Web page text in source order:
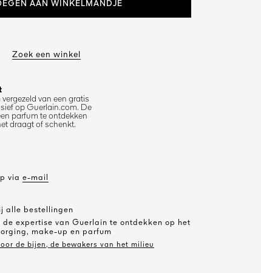
AAN WINKELMANDJE
Zoek een winkel
van een gratis
op Guerlain.com. De
parfum te ontdekken
draagt of schenkt.
via e-mail
alle bestellingen
expertise van Guerlain te ontdekken op het
make-up en parfum
de bijen, de bewakers van het milieu